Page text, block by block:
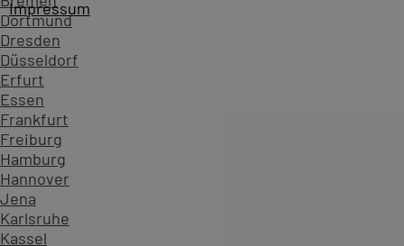
Dortmund
Dresden
Düsseldorf
Erfurt
Essen
Frankfurt
Freiburg
Hamburg
Hannover
Jena
Karlsruhe
Kassel
Impressum